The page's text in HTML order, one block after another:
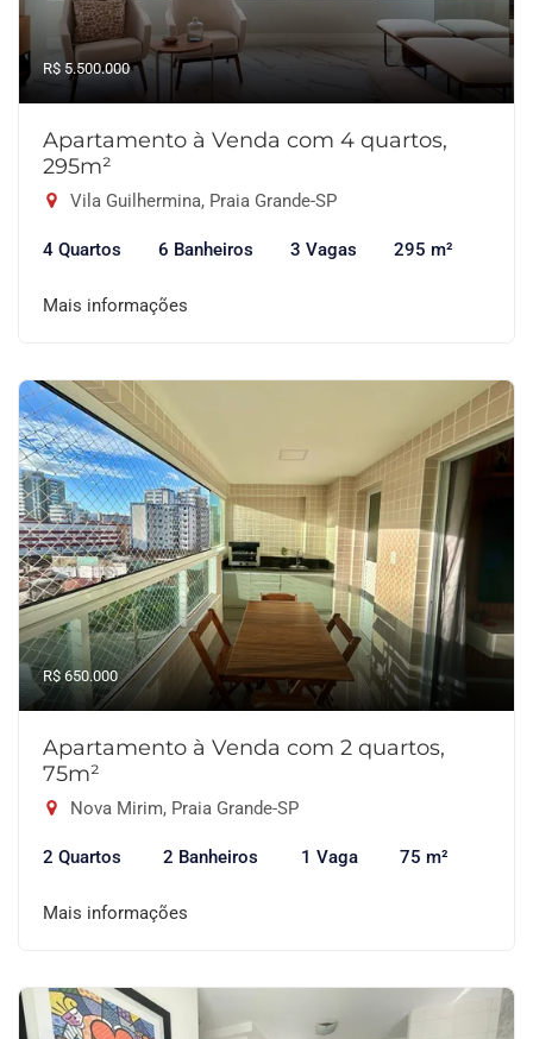
R$ 5.500.000
Apartamento à Venda com 4 quartos,
295m²
Vila Guilhermina, Praia Grande-SP
4 Quartos 6 Banheiros 3 Vagas 295 m²
Mais informações
R$ 650.000
Apartamento à Venda com 2 quartos,
75m²
Nova Mirim, Praia Grande-SP
2 Quartos 2 Banheiros 1 Vaga 75 m²
Mais informações